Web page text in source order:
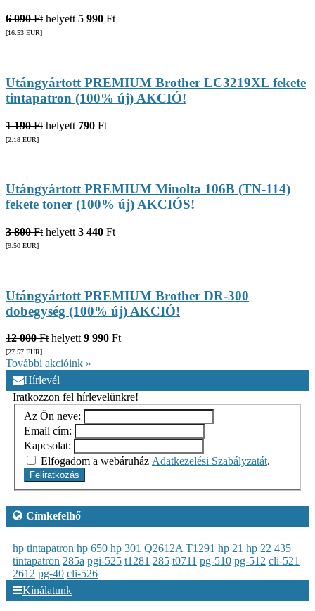
6 090 Ft helyett 5 990 Ft
[16.53 EUR]
Utángyártott PREMIUM Brother LC3219XL fekete
tintapatron (100% új) AKCIÓ!
1 190 Ft helyett 790 Ft
[2.18 EUR]
Utángyártott PREMIUM Minolta 106B (TN-114)
fekete toner (100% új) AKCIÓS!
3 800 Ft helyett 3 440 Ft
[9.50 EUR]
Utángyártott PREMIUM Brother DR-300
dobegység (100% új) AKCIÓ!
12 000 Fthelyett9 990 Ft
[27.57 EUR]
További akcióink »
Hírlevél
Iratkozzon fel hírlevelünkre!
Az Ön neve:
Email cím:
Kapcsolat:
Elfogadom a webáruház Adatkezelési Szabályzatát.
Feliratkozás
Címkefelhő
hp tintapatron hp 650 hp 301 Q2612A T1291 hp 21 hp 22 435
tintapatron 285a pgi-525 t1281 285 t0711 pg-510 pg-512 cli-521
2612 pg-40 cli-526
Kínálatunk